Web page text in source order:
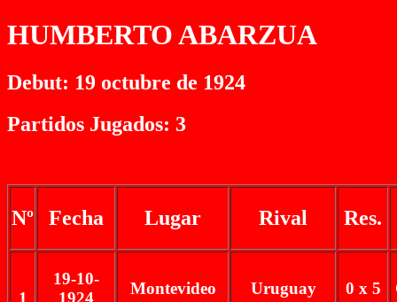
HUMBERTO ABARZUA
Debut: 19 octubre de 1924
Partidos Jugados: 3
Nº Fecha Lugar Rival Res.
19-10-
Montevideo Uruguay 0 x 5